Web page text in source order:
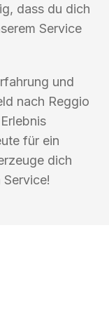
dass du dich
Service
und
nach Reggio
für ein
dich